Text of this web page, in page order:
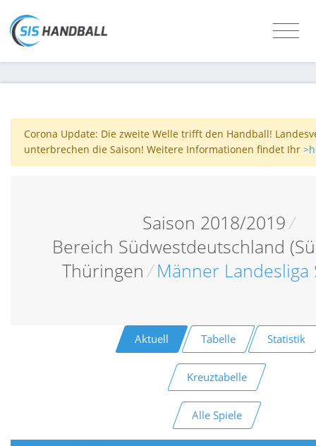
Corona Update: Die zweite Welle trifft den Handball!
unterbrechen die Saison! Weitere Informationen findet Ihr
Saison 2018/2019/
Bereich Südwestdeutschland
Thüringen / Männer Landesliga
Aktuell Tabelle Statistik
Kreuztabelle
Alle Spiele